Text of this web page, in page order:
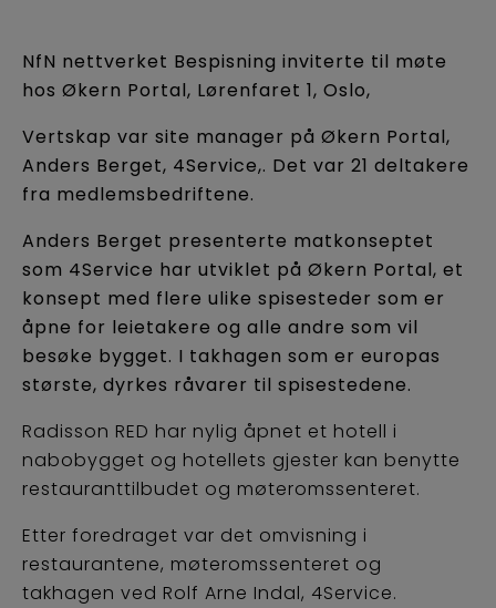
NfN nettverket Bespisning inviterte til møte
hos Økern Portal, Lørenfaret 1, Oslo,
Vertskap var site manager på Økern Portal,
Anders Berget, 4Service,. Det var 21 deltakere
fra medlemsbedriftene.
Anders Berget presenterte matkonseptet
som 4Service har utviklet på Økern Portal, et
konsept med flere ulike spisesteder som er
åpne for leietakere og alle andre som vil
besøke bygget. I takhagen som er europas
største, dyrkes råvarer til spisestedene.
Radisson RED har nylig åpnet et hotell i
nabobygget og hotellets gjester kan benytte
restauranttilbudet og møteromssenteret.
Etter foredraget var det omvisning i
restaurantene, møteromssenteret og
takhagen ved Rolf Arne Indal, 4Service.